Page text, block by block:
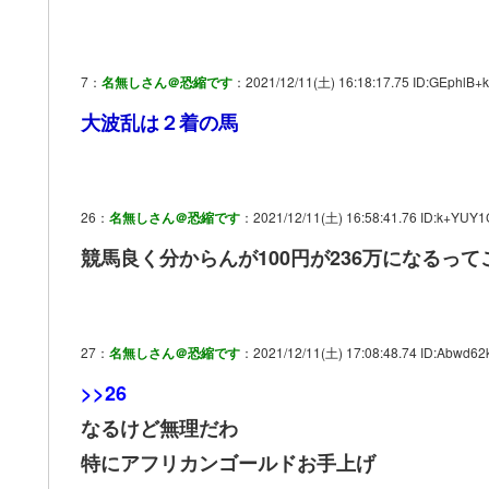
7： 名無しさん＠恐縮です ：2021/12/11(土) 16:18:17.75
大波乱は２着の馬
26： 名無しさん＠恐縮です ：2021/12/11(土) 16:58:41.76
競馬良く分からんが100円が236万になるって
27： 名無しさん＠恐縮です ：2021/12/11(土) 17:08:48.74
>>26
なるけど無理だわ
特にアフリカンゴールドお手上げ